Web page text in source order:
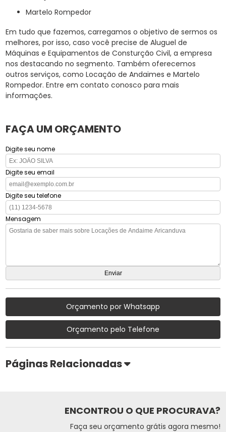
Martelo Rompedor
Em tudo que fazemos, carregamos o objetivo de sermos os
melhores, por isso, caso você precise de Aluguel de
Máquinas e Equipamentos de Consturção Civil, a empresa
nos destacando no segmento. Também oferecemos
outros serviços, como Locação de Andaimes e Martelo
Rompedor. Entre em contato conosco para mais
informações.
FAÇA UM ORÇAMENTO
Digite seu nome
Digite seu email
Digite seu telefone
Mensagem
Orçamento por Whatsapp
Orçamento pelo Telefone
Páginas Relacionadas
ENCONTROU O QUE PROCURAVA?
Faça seu orçamento grátis agora mesmo!